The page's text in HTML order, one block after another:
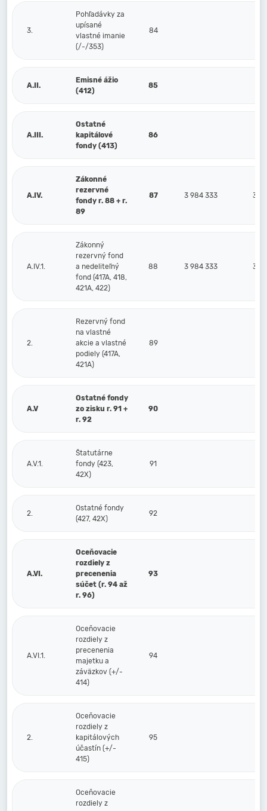
3.
Pohľadávky za
upísané
vlastné imanie
(/-/353)
84
A.II.
Emisné ážio
(412)
85
A.III.
Ostatné
kapitálové
fondy (413)
86
A.IV.
Zákonné
rezervné
fondy r. 88 + r.
89
87 3 984 333 3
A.IV.1.
Zákonný
rezervný fond
a nedeliteľný
fond (417A, 418,
421A, 422)
88 3 984 333 3
2.
Rezervný fond
na vlastné
akcie a vlastné
podiely (417A,
421A)
89
A.V
Ostatné fondy
zo zisku r. 91 +
r. 92
90
A.V.1.
Štatutárne
fondy (423,
42X)
91
2.
Ostatné fondy
(427, 42X)
92
A.VI.
Oceňovacie
rozdiely z
precenenia
súčet (r. 94 až
r. 96)
93
A.VI.1.
Oceňovacie
rozdiely z
precenenia
majetku a
záväzkov (+/-
414)
94
2.
Oceňovacie
rozdiely z
kapitálových
účastín (+/-
415)
95
Oceňovacie
rozdiely z